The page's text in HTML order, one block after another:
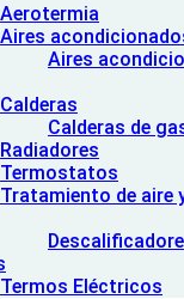
Aerotermia
Aires
Aires
Calderas
Calderas de
Radiadores
Termostatos
Tratamiento de aire
Termos Eléctricos